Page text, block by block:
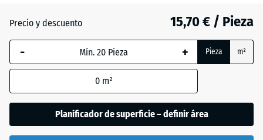
arena
+ 0,40 €
La dimensión
seleccionada,
enmarcada
utiliza para
el cálculo de
necesidades
(salvo que se
Precio y descuento 15,70 € / Pieza
- + Pieza m²
0 m²
Planificador de superficie – definir área